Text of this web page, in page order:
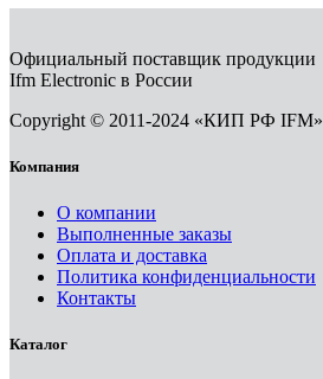
Официальный поставщик продукции
Ifm Electronic в России
Copyright © 2011-2024 «КИП РФ IFM»
Компания
О компании
Выполненные заказы
Оплата и доставка
Политика конфиденциальности
Контакты
Каталог